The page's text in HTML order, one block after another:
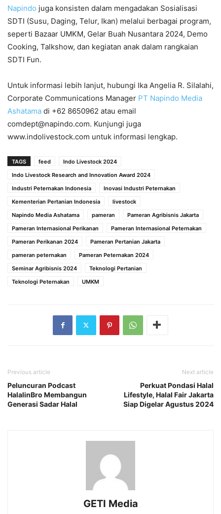
Napindo juga konsisten dalam mengadakan Sosialisasi
SDTI (Susu, Daging, Telur, Ikan) melalui berbagai program,
seperti Bazaar UMKM, Gelar Buah Nusantara 2024, Demo
Cooking, Talkshow, dan kegiatan anak dalam rangkaian
SDTI Fun.
Untuk informasi lebih lanjut, hubungi Ika Angelia R. Silalahi,
Corporate Communications Manager PT Napindo Media
Ashatama di +62 8650962 atau email
comdept@napindo.com. Kunjungi juga
www.indolivestock.com untuk informasi lengkap.
TAGS feed
Indo Livestock 2024
Indo Livestock Research and Innovation Award 2024
Industri Peternakan Indonesia
Inovasi Industri Peternakan
Kementerian Pertanian Indonesia
livestock
Napindo Media Ashatama
pameran
Pameran Agribisnis Jakarta
Pameran Internasional Perikanan
Pameran Internasional Peternakan
Pameran Perikanan 2024
Pameran Pertanian Jakarta
pameran peternakan
Pameran Peternakan 2024
Seminar Agribisnis 2024
Teknologi Pertanian
Teknologi Peternakan
UMKM
Previous article
Peluncuran Podcast
HalalinBro Membangun
Generasi Sadar Halal
Next article
Perkuat Pondasi Halal
Lifestyle, Halal Fair Jakarta
Siap Digelar Agustus 2024
GETI Media